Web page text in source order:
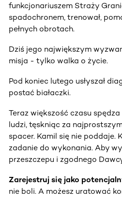
funkcjonariuszem Straży
spadochronem, trenował,
pełnych obrotach.
Dziś jego największym
misja - tylko walka o życie.
Pod koniec lutego usłyszał
postać białaczki.
Teraz większość czasu
ludzi, tęskniąc za
spacer. Kamil się nie poddaje.
zadanie do wykonania. Aby
przeszczepu i zgodnego
Zarejestruj się jako
nie boli. A możesz uratować